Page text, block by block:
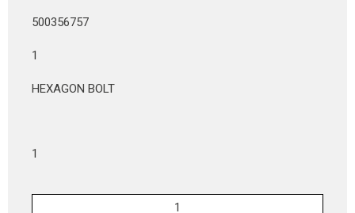
500356757
1
HEXAGON BOLT
1